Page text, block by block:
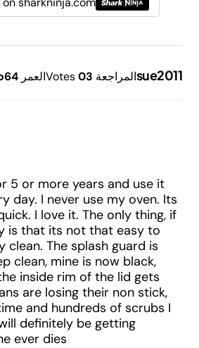
sue2011المراجعة 3
Votes 0 العمر
5 or more years and use it
day. I never use my oven. Its
I love it. The only thing, if
is that its not that easy to
clean. The splash guard is
clean, mine is now black,
inside rim of the lid gets
are losing their non stick,
and hundreds of scrubs I
definitely be getting
ever dies!